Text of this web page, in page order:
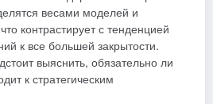
весами моделей и
контрастирует с тенденцией
к все большей закрытости.
выяснить, обязательно ли
к стратегическим